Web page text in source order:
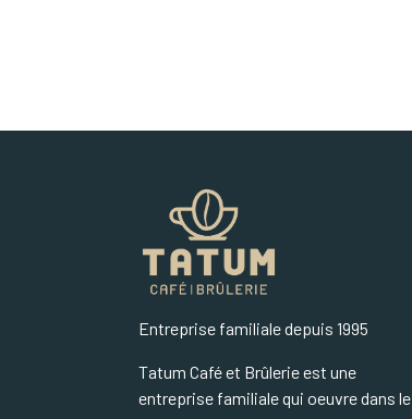
Entreprise familiale depuis 1995
Tatum Café et Brûlerie est une
entreprise familiale qui oeuvre dans le